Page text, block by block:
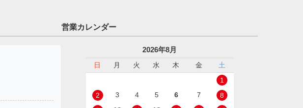
営業カレンダー
2026年8月
日 月 火 水 木 金
土
1
2
3 4 5 6 7
8